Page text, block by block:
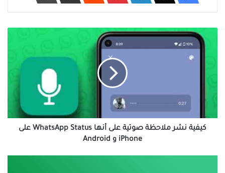
WhatsApp
iPhone
كيفية نشر ملاحظة صوتية على أنها WhatsApp Status على
iPhone و Android